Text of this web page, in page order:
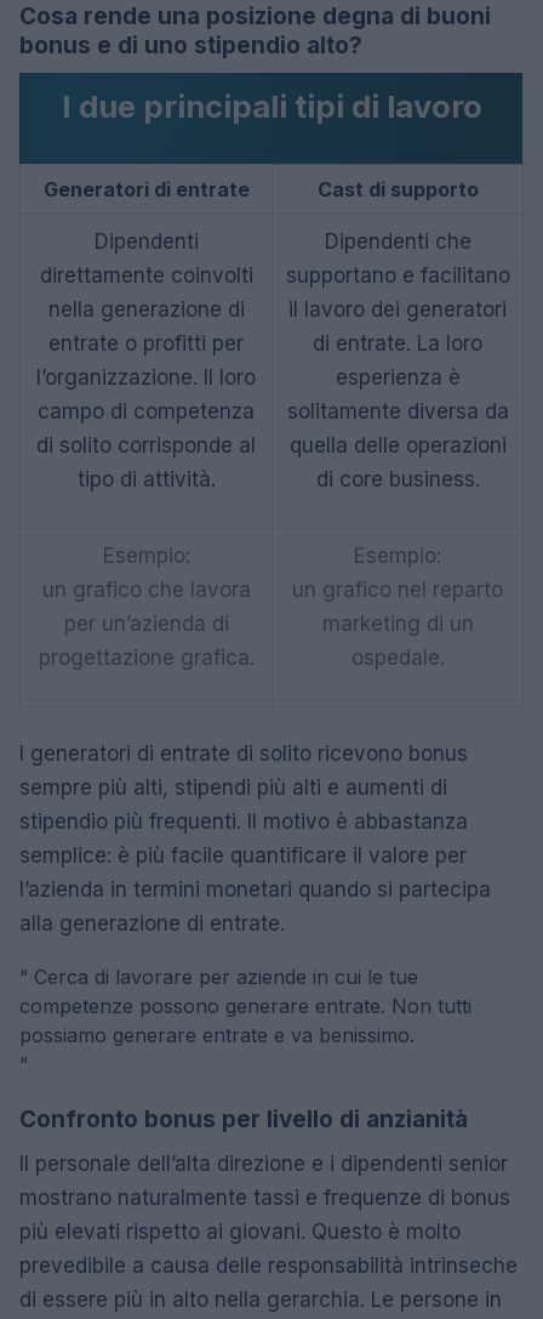
Cosa rende una posizione degna di buoni
bonus e di uno stipendio alto?
I due principali tipi di lavoro
Generatori di entrate Cast di supporto
Dipendenti
direttamente coinvolti
nella generazione di
entrate o profitti per
l’organizzazione. Il loro
campo di competenza
di solito corrisponde al
tipo di attività.
Dipendenti che
supportano e facilitano
il lavoro dei generatori
di entrate. La loro
esperienza è
solitamente diversa da
quella delle operazioni
di core business.
Esempio:
un grafico che lavora
per un’azienda di
progettazione grafica.
Esempio:
un grafico nel reparto
marketing di un
ospedale.
I generatori di entrate di solito ricevono bonus
sempre più alti, stipendi più alti e aumenti di
stipendio più frequenti. Il motivo è abbastanza
semplice: è più facile quantificare il valore per
l’azienda in termini monetari quando si partecipa
alla generazione di entrate.
“ Cerca di lavorare per aziende in cui le tue
competenze possono generare entrate. Non tutti
possiamo generare entrate e va benissimo.
“
Confronto bonus per livello di anzianità
Il personale dell’alta direzione e i dipendenti senior
mostrano naturalmente tassi e frequenze di bonus
più elevati rispetto ai giovani. Questo è molto
prevedibile a causa delle responsabilità intrinseche
di essere più in alto nella gerarchia. Le persone in